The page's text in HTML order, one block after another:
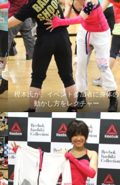
樫木氏が、イベント参加者に身体の
動かし方をレクチャー